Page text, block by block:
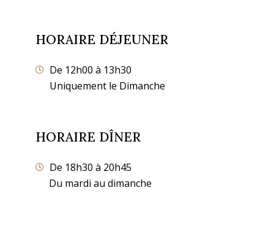
HORAIRE DÉJEUNER
De 12h00 à 13h30
Uniquement le Dimanche
HORAIRE DÎNER
De 18h30 à 20h45
Du mardi au dimanche